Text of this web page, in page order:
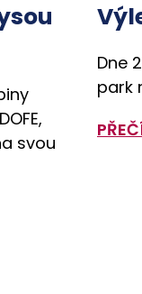
svou
Dne
park